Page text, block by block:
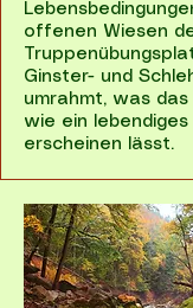
offenen Wiesen
Ginster- und
umrahmt, was
wie ein lebendiges
erscheinen lässt.